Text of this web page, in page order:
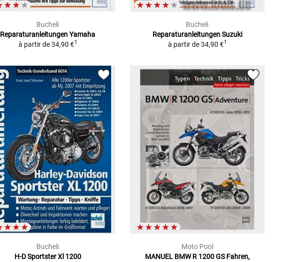
Bucheli
Reparaturanleitungen Yamaha
à partir de34,90 €1
Bucheli
Reparaturanleitungen Suzuki
à partir de34,90 €1
Bucheli
H-D Sportster Xl 1200
Moto Pool
MANUEL BMW R 1200 GS Fahren,